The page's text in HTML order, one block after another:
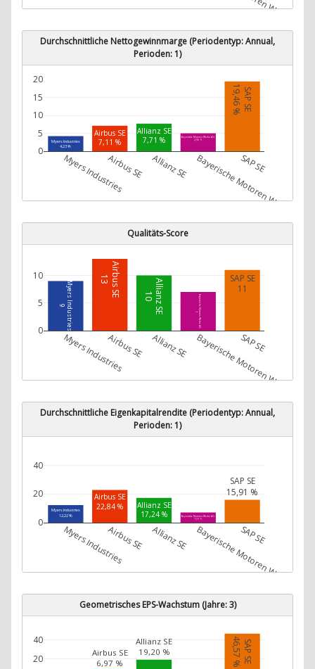
Durchschnittliche Nettogewinnmarge (Periodentyp: Annual,
Perioden: 1)
Myers Industries
4,23 %
Airbus SE
7,11 %
Allianz SE
7,71 %
Bayerische Motoren Werke AG
4,98 %
SAP SE
19,46 %
Myers IndustriesAirbus SE Allianz SE Bayerische Motoren Werke AG
SAP SE
0
5
10
15
20
Qualitäts-Score
Myers Industries
9
Airbus SE
13 Allianz SE
10 Bayerische Motoren Werke AG
SAP SE
11
Myers IndustriesAirbus SE Allianz SE Bayerische Motoren Werke AG
SAP SE
0
5
10
Durchschnittliche Eigenkapitalrendite (Periodentyp: Annual,
Perioden: 1)
Myers Industries
12,22 %
Airbus SE
22,84 % Allianz SE
17,24 %
Bayerische Motoren Werke AG
7,07 %
SAP SE
15,91 %
Myers IndustriesAirbus SE Allianz SE Bayerische Motoren Werke AG
SAP SE
0
20
40
Geometrisches EPS-Wachstum (Jahre: 3)
Airbus SE
6,97 %
Allianz SE
19,20 % SAP SE
46,57 %
20
40